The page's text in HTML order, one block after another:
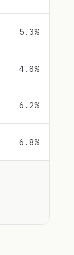
5.3%
4.8%
6.2%
6.8%